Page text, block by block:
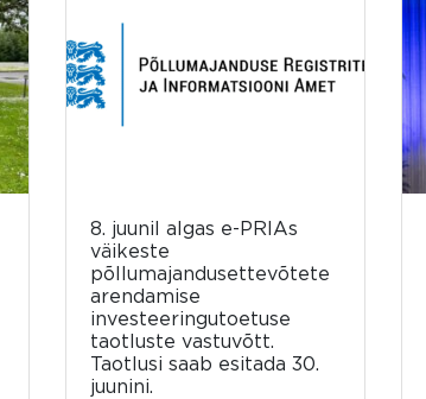
8. juunil algas e-PRIAs
väikeste
põllumajandusettevõtete
arendamise
investeeringutoetuse
taotluste vastuvõtt.
Taotlusi saab esitada 30.
juunini.